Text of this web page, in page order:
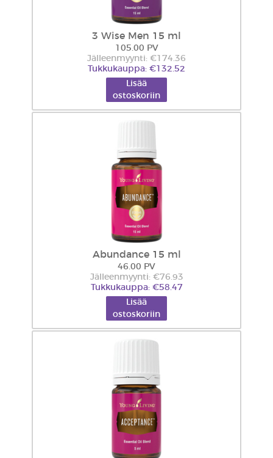
3 Wise Men 15 ml
105.00 PV
Jälleenmyynti: €174.36
Tukkukauppa: €132.52
Lisää
ostoskoriin
Abundance 15 ml
46.00 PV
Jälleenmyynti: €76.93
Tukkukauppa: €58.47
Lisää
ostoskoriin